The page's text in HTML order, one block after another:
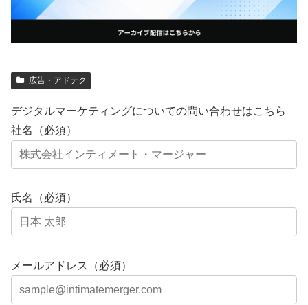
広告・アドテク
デジタルマーケティングについての問い合わせはこちら
社名（必須）
氏名（必須）
メールアドレス（必須）